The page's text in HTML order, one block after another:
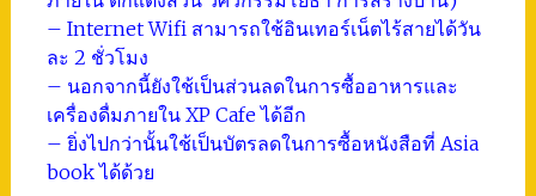
– Internet Wifi สามารถใช้อินเทอร์เน็ตไร้สายได้วัน
ละ 2 ชั่วโมง
– นอกจากนี้ยังใช้เป็นส่วนลดในการซื้ออาหารและ
เครื่องดื่มภายใน XP Cafe ได้อีก
– ยิ่งไปกว่านั้นใช้เป็นบัตรลดในการซื้อหนังสือที่ Asia
book ได้ด้วย